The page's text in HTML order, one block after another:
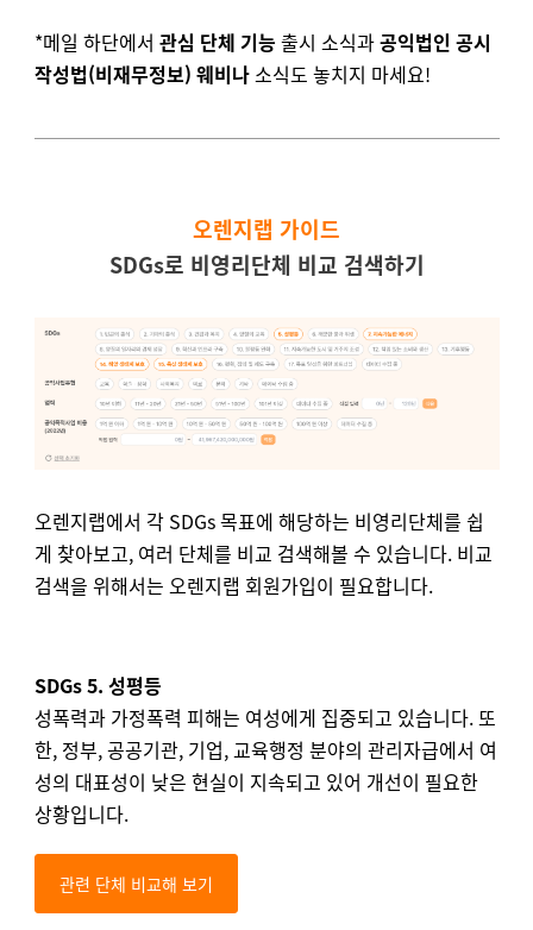
*메일 하단에서 관심 단체 기능 출시 소식과공익법인 공시
작성법(비재무정보) 웨비나소식도 놓치지 마세요!
오렌지랩 가이드
SDGs로 비영리단체 비교 검색하기
오렌지랩에서 각 SDGs 목표에 해당하는 비영리단체를 쉽
게 찾아보고, 여러 단체를 비교 검색해볼 수 있습니다. 비교
검색을 위해서는 오렌지랩 회원가입이 필요합니다.
SDGs 5. 성평등
성폭력과 가정폭력 피해는 여성에게 집중되고 있습니다. 또
한, 정부, 공공기관, 기업, 교육행정 분야의 관리자급에서 여
성의 대표성이 낮은 현실이 지속되고 있어 개선이 필요한
상황입니다.
관련 단체 비교해 보기